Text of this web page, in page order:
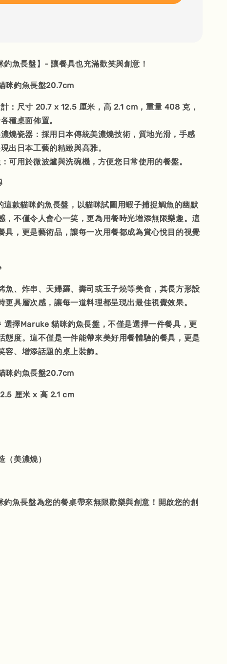
釣魚長盤】- 讓餐具也充滿歡笑與創意！
咪釣魚長盤20.7cm
：尺寸 20.7 x 12.5 厘米，高 2.1 cm，重量 408 克，
種桌面佈置。
燒瓷器：採用日本傳統美濃燒技術，質地光滑，手感
出日本工藝的精緻與高雅。
可用於微波爐與洗碗機，方便您日常使用的餐盤。
這款貓咪釣魚長盤，以貓咪試圖用蝦子捕捉鯛魚的幽默
，不僅令人會心一笑，更為用餐時光增添無限樂趣。這
具，更是藝術品，讓每一次用餐都成為賞心悅目的視覺
魚、炸串、天婦羅、壽司或玉子燒等美食，其長方形設
更具層次感，讓每一道料理都呈現出最佳視覺效果。
選擇Maruke 貓咪釣魚長盤，不僅是選擇一件餐具，更
態度。這不僅是一件能帶來美好用餐體驗的餐具，更是
容、增添話題的桌上裝飾。
咪釣魚長盤20.7cm
厘米 x 高 2.1 cm
（美濃燒）
魚長盤為您的餐桌帶來無限歡樂與創意！開啟您的創